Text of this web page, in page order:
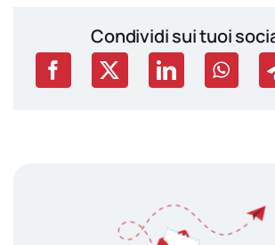
Condividi sui tuoi